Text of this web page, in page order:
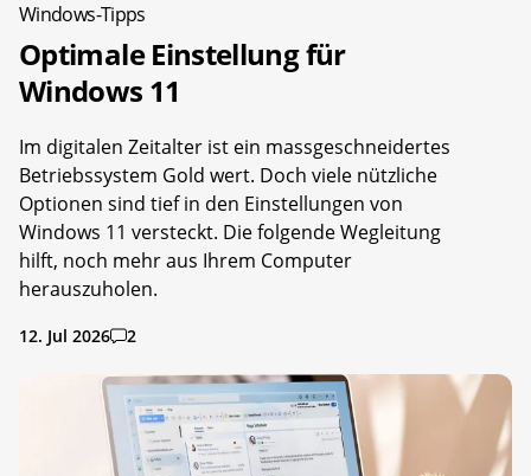
Windows-Tipps
Optimale Einstellung für
Windows 11
Im digitalen Zeitalter ist ein massgeschneidertes
Betriebssystem Gold wert. Doch viele nützliche
Optionen sind tief in den Einstellungen von
Windows 11 versteckt. Die folgende Wegleitung
hilft, noch mehr aus Ihrem Computer
herauszuholen.
12. Jul 2026 2